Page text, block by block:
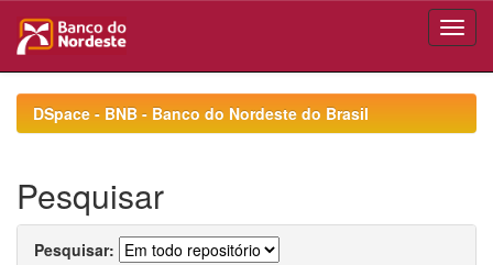
navigationDSpace - BNB - Banco do Nordeste do Brasil
Pesquisar
Pesquisar: